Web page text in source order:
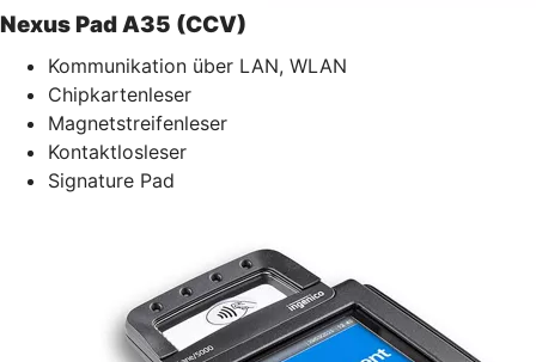
Nexus Pad A35 (CCV)
Kommunikation über LAN, WLAN
Chipkartenleser
Magnetstreifenleser
Kontaktlosleser
Signature Pad